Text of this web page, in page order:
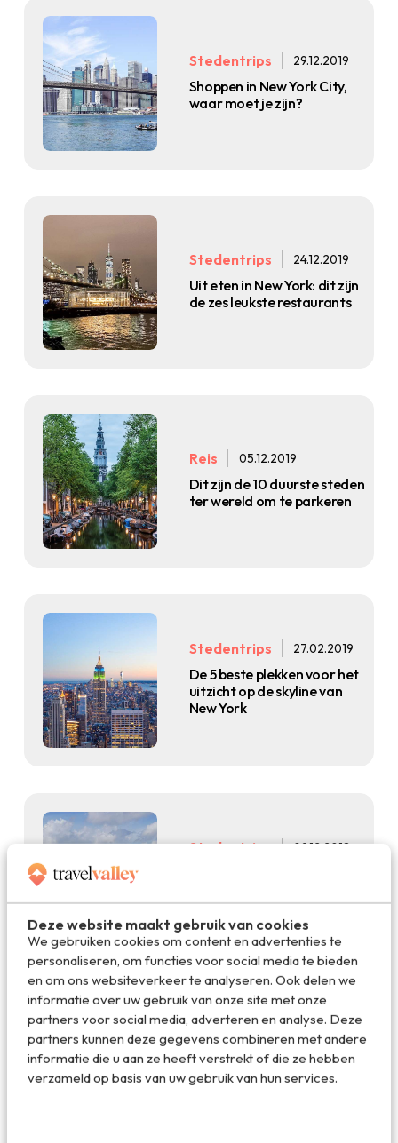
Deze website maakt gebruik van cookies
We gebruiken cookies om content en advertenties te
personaliseren, om functies voor social media te bieden
en om ons websiteverkeer te analyseren. Ook delen we
informatie over uw gebruik van onze site met onze
partners voor social media, adverteren en analyse. Deze
partners kunnen deze gegevens combineren met andere
informatie die u aan ze heeft verstrekt of die ze hebben
verzameld op basis van uw gebruik van hun services.
Stedentrips 29.12.2019
Shoppen in New York City,
waar moet je zijn?
Stedentrips 24.12.2019
Uit eten in New York: dit zijn
de zes leukste restaurants
Reis 05.12.2019
Dit zijn de 10 duurste steden
ter wereld om te parkeren
Stedentrips 27.02.2019
De 5 beste plekken voor het
uitzicht op de skyline van
New York
Stedentrips 09.12.2018
Brooklyn
Stedentrips 06.12.2018
Wie in Brooklyn is geweest
wil nooit meer naar